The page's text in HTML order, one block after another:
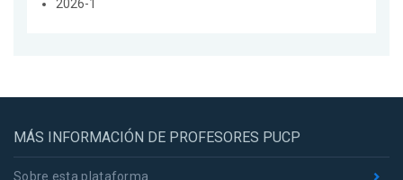
2026-1
MÁS INFORMACIÓN DE PROFESORES PUCP
Sobre esta plataforma